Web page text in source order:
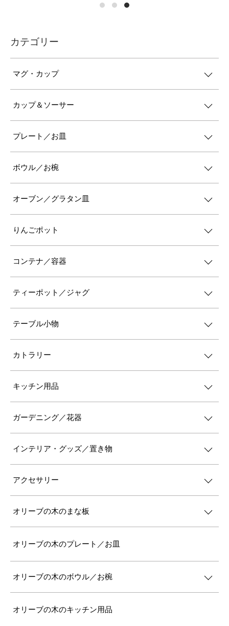
カテゴリー
マグ・カップ
カップ＆ソーサー
プレート／お皿
ボウル／お椀
オーブン／グラタン皿
りんごポット
コンテナ／容器
ティーポット／ジャグ
テーブル小物
カトラリー
キッチン用品
ガーデニング／花器
インテリア・グッズ／置き物
アクセサリー
オリーブの木のまな板
オリーブの木のプレート／お皿
オリーブの木のボウル／お椀
オリーブの木のキッチン用品